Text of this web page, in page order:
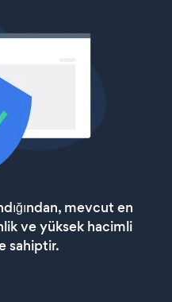
mevcut en
ve yüksek hacimli
sahiptir.